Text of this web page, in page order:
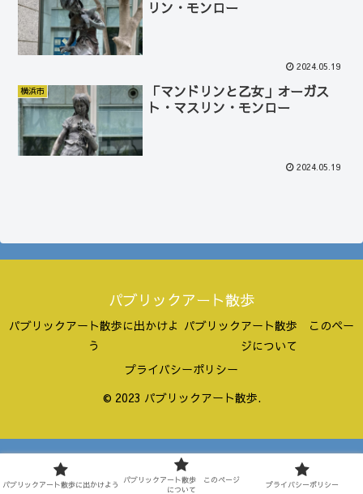
リン・モンロー
2024.05.19
横浜市
「マンドリンと乙女」オーガス
ト・マスリン・モンロー
2024.05.19
パブリックアート散歩
パブリックアート散歩に出かけよ
う
パブリックアート散歩 このペー
ジについて
プライバシーポリシー
© 2023 パブリックアート散歩.
パブリックアート散歩に出かけよう
パブリックアート散歩 このページ
について
プライバシーポリシー